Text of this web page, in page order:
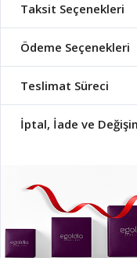
Taksit Seçenekleri
Ödeme Seçenekleri
Teslimat Süreci
İptal, İade ve